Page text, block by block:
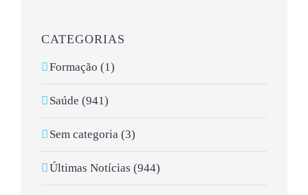
CATEGORIAS
Formação (1)
Saúde (941)
Sem categoria (3)
Últimas Notícias (944)